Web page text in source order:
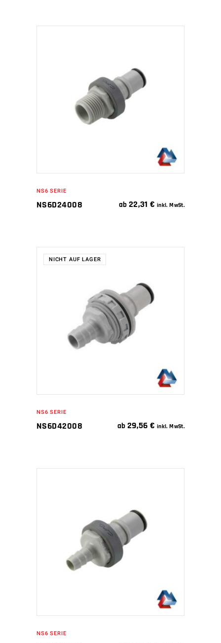
IN DEN WARENKORB
NS6 SERIE
NS6D24008 ab 22,31€ inkl. MwSt.
NICHT AUF LAGER
WEITERLESEN
NS6 SERIE
NS6D42008 ab 29,56€ inkl. MwSt.
IN DEN WARENKORB
NS6 SERIE